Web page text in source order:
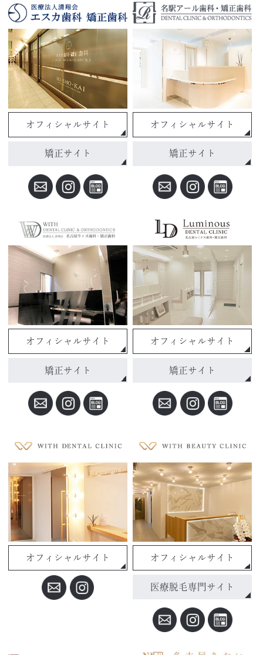
オフィシャルサイト
矯正サイト
オフィシャルサイト
矯正サイト
オフィシャルサイト
矯正サイト
オフィシャルサイト
矯正サイト
オフィシャルサイト オフィシャルサイト
医療脱毛専門サイト